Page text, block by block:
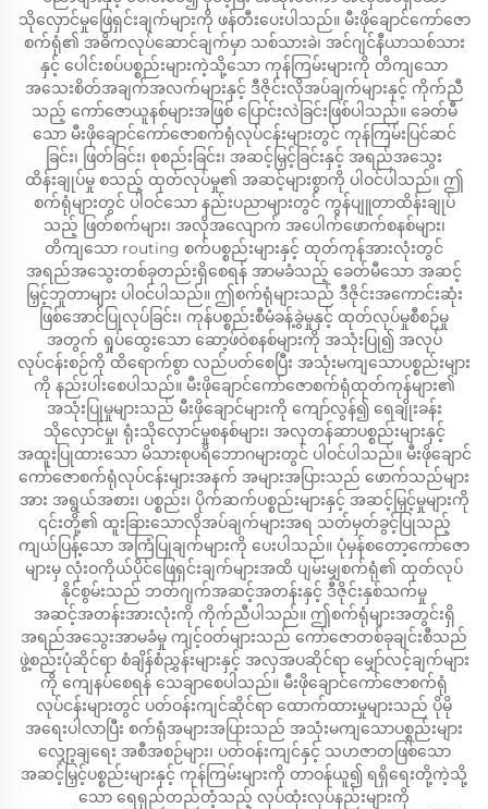
သိုလှောင်မှုဖြေရှင်းချက်များကို ဖန်တီးပေးပါသည်။ မီးဖိုချောင်ကော်ဇော
စက်ရုံ၏ အဓိကလုပ်ဆောင်ချက်မှာ သစ်သားခဲ၊ အင်ဂျင်နီယာသစ်သား
နှင့် ပေါင်းစပ်ပစ္စည်းများကဲ့သို့သော ကုန်ကြမ်းများကို တိကျသော
အသေးစိတ်အချက်အလက်များနှင့် ဒီဇိုင်းလိုအပ်ချက်များနှင့် ကိုက်ညီ
သည့် ကော်ဇောယူနစ်များအဖြစ် ပြောင်းလဲခြင်းဖြစ်ပါသည်။ ခေတ်မီ
သော မီးဖိုချောင်ကော်ဇောစက်ရုံလုပ်ငန်းများတွင် ကုန်ကြမ်းပြင်ဆင်
ခြင်း၊ ဖြတ်ခြင်း၊ စုစည်းခြင်း၊ အဆင့်မြှင့်ခြင်းနှင့် အရည်အသွေး
ထိန်းချုပ်မှု စသည့် ထုတ်လုပ်မှု၏ အဆင့်များစွာကို ပါဝင်ပါသည်။ ဤ
စက်ရုံများတွင် ပါဝင်သော နည်းပညာများတွင် ကွန်ပျူတာထိန်းချုပ်
သည့် ဖြတ်စက်များ၊ အလိုအလျောက် အပေါက်ဖောက်စနစ်များ၊
တိကျသော routing စက်ပစ္စည်းများနှင့် ထုတ်ကုန်အားလုံးတွင်
အရည်အသွေးတစ်ခုတည်းရှိစေရန် အာမခံသည့် ခေတ်မီသော အဆင့်
မြှင့်ဘူတာများ ပါဝင်ပါသည်။ ဤစက်ရုံများသည် ဒီဇိုင်းအကောင်းဆုံး
ဖြစ်အောင်ပြုလုပ်ခြင်း၊ ကုန်ပစ္စည်းစီမံခန့်ခွဲမှုနှင့် ထုတ်လုပ်မှုစီစဉ်မှု
အတွက် ရှုပ်ထွေးသော ဆော့ဖ်ဝဲစနစ်များကို အသုံးပြု၍ အလုပ်
လုပ်ငန်းစဉ်ကို ထိရောက်စွာ လည်ပတ်စေပြီး အသုံးမကျသောပစ္စည်းများ
ကို နည်းပါးစေပါသည်။ မီးဖိုချောင်ကော်ဇောစက်ရုံထုတ်ကုန်များ၏
အသုံးပြုမှုများသည် မီးဖိုချောင်များကို ကျော်လွန်၍ ရေချိုးခန်း
သိုလှောင်မှု၊ ရုံးသိုလှောင်မှုစနစ်များ၊ အလှတန်ဆာပစ္စည်းများနှင့်
အထူးပြုထားသော မိသားစုပရိဘောဂများတွင် ပါဝင်ပါသည်။ မီးဖိုချောင်
ကော်ဇောစက်ရုံလုပ်ငန်းများအနက် အများအပြားသည် ဖောက်သည်များ
အား အရွယ်အစား၊ ပစ္စည်း၊ ပိုက်ဆက်ပစ္စည်းများနှင့် အဆင့်မြှင့်မှုများကို
၎င်းတို့၏ ထူးခြားသောလိုအပ်ချက်များအရ သတ်မှတ်ခွင့်ပြုသည့်
ကျယ်ပြန့်သော အကြံပြုချက်များကို ပေးပါသည်။ ပုံမှန်စတော့ကော်ဇော
များမှ လုံးဝကိုယ်ပိုင်ဖြေရှင်းချက်များအထိ ပျမ်းမျှစက်ရုံ၏ ထုတ်လုပ်
နိုင်စွမ်းသည် ဘတ်ဂျက်အဆင့်အတန်းနှင့် ဒီဇိုင်းနှစ်သက်မှု
အဆင့်အတန်းအားလုံးကို ကိုက်ညီပါသည်။ ဤစက်ရုံများအတွင်းရှိ
အရည်အသွေးအာမခံမှု ကျင့်ဝတ်များသည် ကော်ဇောတစ်ခုချင်းစီသည်
ဖွဲ့စည်းပုံဆိုင်ရာ စံချိန်စံညွှန်းများနှင့် အလှအပဆိုင်ရာ မျှော်လင့်ချက်များ
ကို ကျေနပ်စေရန် သေချာစေပါသည်။ မီးဖိုချောင်ကော်ဇောစက်ရုံ
လုပ်ငန်းများတွင် ပတ်ဝန်းကျင်ဆိုင်ရာ ထောက်ထားမှုများသည် ပိုမို
အရေးပါလာပြီး စက်ရုံအများအပြားသည် အသုံးမကျသောပစ္စည်းများ
လျှော့ချရေး အစီအစဉ်များ၊ ပတ်ဝန်းကျင်နှင့် သဟဇာတဖြစ်သော
အဆင့်မြှင့်ပစ္စည်းများနှင့် ကုန်ကြမ်းများကို တာဝန်ယူ၍ ရရှိရေးတို့ကဲ့သို့
သော ရေရှည်တည်တံ့သည့် လုပ်ထုံးလုပ်နည်းများကို